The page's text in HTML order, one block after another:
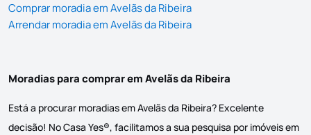
Comprar moradia em Avelãs da Ribeira
Arrendar moradia em Avelãs da Ribeira
Moradias para comprar em Avelãs da Ribeira
Está a procurar moradias em Avelãs da Ribeira? Excelente
decisão! No Casa Yes®, facilitamos a sua pesquisa por imóveis em